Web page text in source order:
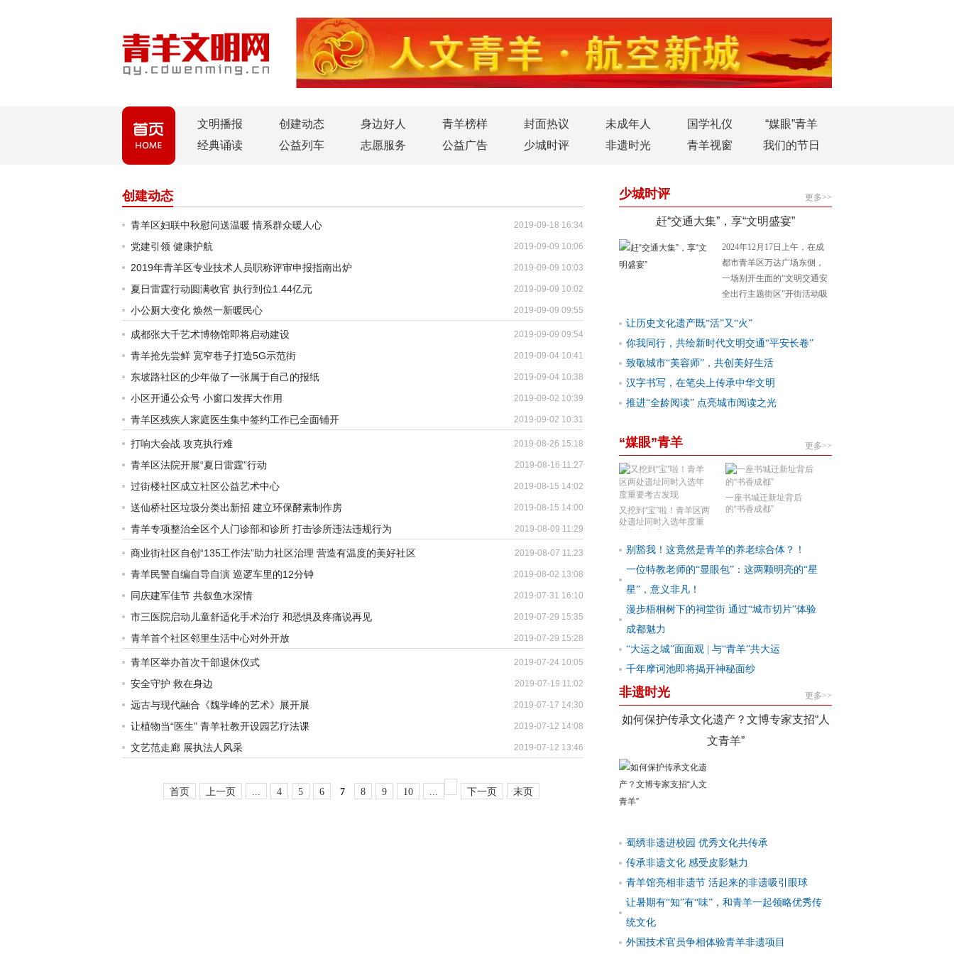
文明播报 创建动态 身边好人 青羊榜样 封面热议 未成年人 国学礼仪
“媒眼”青羊
经典诵读
公益列车 志愿服务 公益广告 少城时评 非遗时光 青羊视窗 我们的节日
创建动态
青羊区妇联中秋慰问送温暖 情系群众暖人心 2019-09-18 16:34
党建引领 健康护航 2019-09-09 10:06
2019年青羊区专业技术人员职称评审申报指南出炉 2019-09-09 10:03
夏日雷霆行动圆满收官 执行到位1.44亿元 2019-09-09 10:02
小公厕大变化 焕然一新暖民心 2019-09-09 09:55
成都张大千艺术博物馆即将启动建设 2019-09-09 09:54
青羊抢先尝鲜 宽窄巷子打造5G示范街 2019-09-04 10:41
东坡路社区的少年做了一张属于自己的报纸 2019-09-04 10:38
小区开通公众号 小窗口发挥大作用 2019-09-02 10:39
青羊区残疾人家庭医生集中签约工作已全面铺开 2019-09-02 10:31
打响大会战 攻克执行难 2019-08-26 15:18
青羊区法院开展“夏日雷霆”行动 2019-08-16 11:27
过街楼社区成立社区公益艺术中心 2019-08-15 14:02
送仙桥社区垃圾分类出新招 建立环保酵素制作房 2019-08-15 14:00
青羊专项整治全区个人门诊部和诊所 打击诊所违法违规行为 2019-08-09 11:29
商业街社区自创“135工作法”助力社区治理 营造有温度的美好社区 2019-08-07 11:23
青羊民警自编自导自演 巡逻车里的12分钟 2019-08-02 13:08
同庆建军佳节 共叙鱼水深情 2019-07-31 16:10
市三医院启动儿童舒适化手术治疗 和恐惧及疼痛说再见 2019-07-29 15:35
青羊首个社区邻里生活中心对外开放 2019-07-29 15:28
青羊区举办首次干部退休仪式 2019-07-24 10:05
安全守护 救在身边 2019-07-19 11:02
远古与现代融合《魏学峰的艺术》展开展 2019-07-17 14:30
让植物当“医生” 青羊社教开设园艺疗法课 2019-07-12 14:08
文艺范走廊 展执法人风采 2019-07-12 13:46
首页 上一页 ... 4 5 6 7 8 9 10 ... 下一页 末页
少城时评 更多>>
赶“交通大集”，享“文明盛宴”
2024年12月17日上午，在成
都市青羊区万达广场东侧，
一场别开生面的“文明交通安
全出行主题街区”开街活动吸
让历史文化遗产既“活”又“火”
你我同行，共绘新时代文明交通“平安长卷”
致敬城市“美容师”，共创美好生活
汉字书写，在笔尖上传承中华文明
推进“全龄阅读” 点亮城市阅读之光
“媒眼”青羊 更多>>
又挖到“宝”啦！青羊区两
处遗址同时入选年度重
一座书城迁新址背后
的“书香成都”
别豁我！这竟然是青羊的养老综合体？！
一位特教老师的“显眼包”：这两颗明亮的“星
星”，意义非凡！
漫步梧桐树下的祠堂街 通过“城市切片”体验
成都魅力
“大运之城”面面观 | 与“青羊”共大运
千年摩诃池即将揭开神秘面纱
非遗时光 更多>>
如何保护传承文化遗产？文博专家支招“人
文青羊”
蜀绣非遗进校园 优秀文化共传承
传承非遗文化 感受皮影魅力
青羊馆亮相非遗节 活起来的非遗吸引眼球
让暑期有“知”有“味”，和青羊一起领略优秀传
统文化
外国技术官员争相体验青羊非遗项目